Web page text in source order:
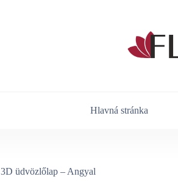
Hlavná stránka
3D üdvözlőlap – Angyal